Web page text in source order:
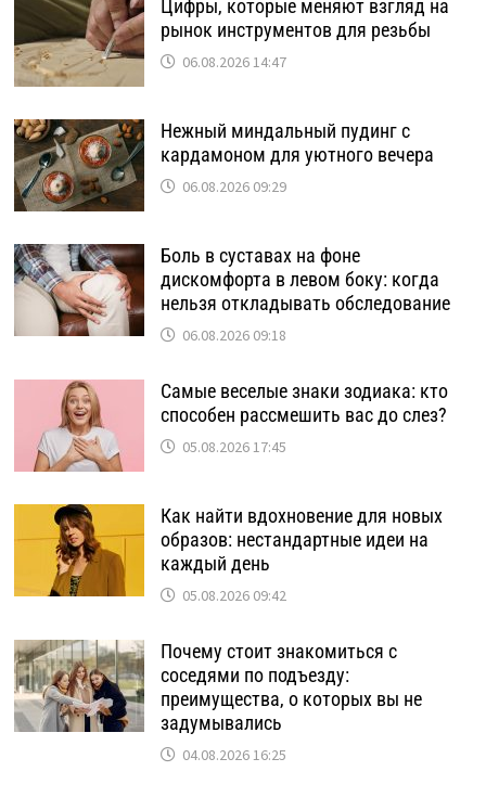
Цифры, которые меняют взгляд на
рынок инструментов для резьбы
06.08.2026 14:47
Нежный миндальный пудинг с
кардамоном для уютного вечера
06.08.2026 09:29
Боль в суставах на фоне
дискомфорта в левом боку: когда
нельзя откладывать обследование
06.08.2026 09:18
Самые веселые знаки зодиака: кто
способен рассмешить вас до слез?
05.08.2026 17:45
Как найти вдохновение для новых
образов: нестандартные идеи на
каждый день
05.08.2026 09:42
Почему стоит знакомиться с
соседями по подъезду:
преимущества, о которых вы не
задумывались
04.08.2026 16:25